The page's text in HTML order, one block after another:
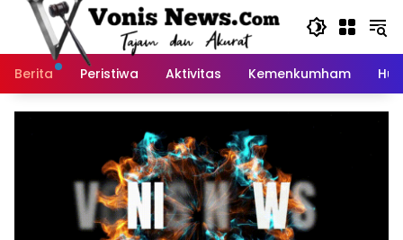
Langsung
Berita
Peristiwa Aktivitas Kemenkumham